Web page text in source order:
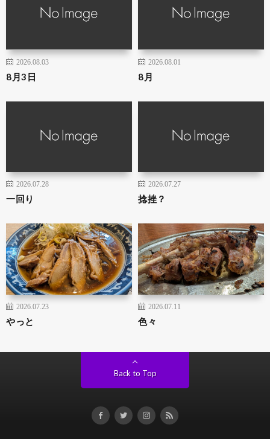
2026.08.03
8月3日
2026.08.01
8月
2026.07.28
一回り
2026.07.27
捻挫？
2026.07.23
やっと
2026.07.11
色々
Back to Top